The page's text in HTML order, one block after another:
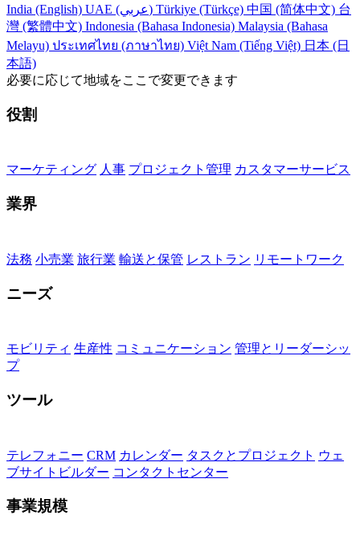
India (English)
UAE (عربي) Türkiye (Türkçe) 中国 (简体中文) 台
灣 (繁體中文) Indonesia (Bahasa Indonesia) Malaysia (Bahasa
Melayu) ประเทศไทย (ภาษาไทย) Việt Nam (Tiếng Việt) 日本 (日
本語)
必要に応じて地域をここで変更できます
役割
マーケティング 人事 プロジェクト管理 カスタマーサービス
業界
法務 小売業 旅行業 輸送と保管 レストラン リモートワーク
ニーズ
モビリティ 生産性 コミュニケーション 管理とリーダーシッ
プ
ツール
テレフォニー CRM カレンダー タスクとプロジェクト ウェ
ブサイトビルダー コンタクトセンター
事業規模